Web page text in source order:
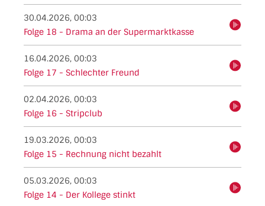
30.04.2026, 00:03
Folge 18 - Drama an der Supermarktkasse
hören
16.04.2026, 00:03
Folge 17 - Schlechter Freund
02.04.2026, 00:03
Folge 16 - Stripclub
19.03.2026, 00:03
Folge 15 - Rechnung nicht bezahlt
05.03.2026, 00:03
Folge 14 - Der Kollege stinkt